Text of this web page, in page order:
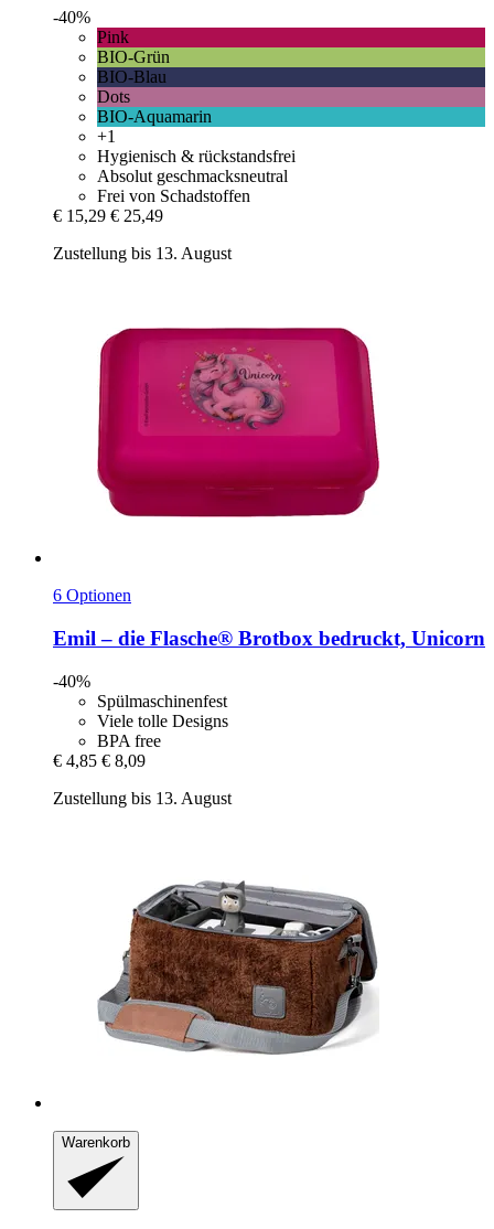
-40%
Pink
BIO-Grün
BIO-Blau
Dots
BIO-Aquamarin
+1
Hygienisch & rückstandsfrei
Absolut geschmacksneutral
Frei von Schadstoffen
€ 15,29 € 25,49
Zustellung bis 13. August
6 Optionen
Emil – die Flasche® Brotbox bedruckt, Unicorn
-40%
Spülmaschinenfest
Viele tolle Designs
BPA free
€ 4,85 € 8,09
Zustellung bis 13. August
Warenkorb